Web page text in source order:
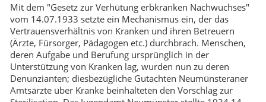
Mit dem "Gesetz zur Verhütung erbkranken Nachwuchses"
vom 14.07.1933 setzte ein Mechanismus ein, der das
Vertrauensverhältnis von Kranken und ihren Betreuern
(Ärzte, Fürsorger, Pädagogen etc.) durchbrach. Menschen,
deren Aufgabe und Berufung ursprünglich in der
Unterstützung von Kranken lag, wurden nun zu deren
Denunzianten; diesbezügliche Gutachten Neumünsteraner
Amtsärzte über Kranke beinhalteten den Vorschlag zur